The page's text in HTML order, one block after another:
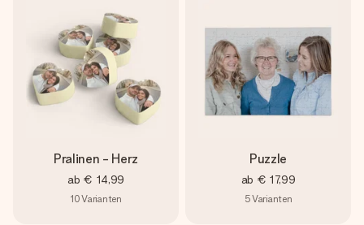
Pralinen - Herz
ab € 14,99
10Varianten
Puzzle
ab € 17,99
5Varianten